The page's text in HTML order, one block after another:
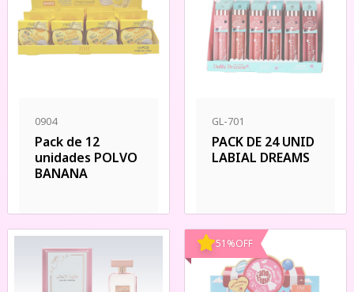
0904
Pack de 12
unidades POLVO
BANANA
GL-701
PACK DE 24 UNID
LABIAL DREAMS
51 %OFF